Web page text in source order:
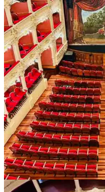
Verdi est de nouveau à
avec « Un ballo in maschera ».
dernier, les programmateurs
du compositeur italien.Les
31 mai 2026, comme le veut
Maó.
16
2
1
Partager
Précédent
Suivant
Discussion à propos de ce post
Commentaires Restacks